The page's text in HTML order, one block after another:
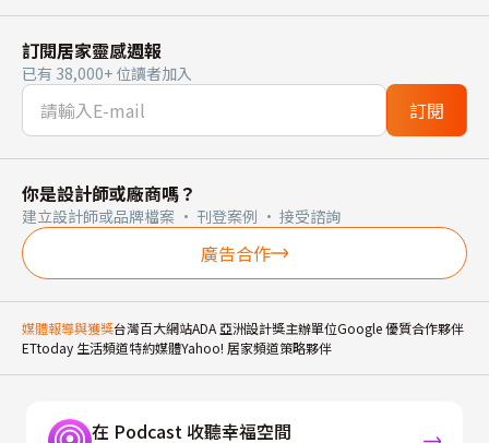
訂閱居家靈感週報
已有 38,000+ 位讀者加入
訂閱
你是設計師或廠商嗎？
建立設計師或品牌檔案 · 刊登案例 · 接受諮詢
廣告合作
媒體報導與獲獎台灣百大網站ADA 亞洲設計獎主辦單位Google 優質合作夥伴
ETtoday 生活頻道特約媒體Yahoo! 居家頻道策略夥伴
在 Podcast 收聽幸福空間